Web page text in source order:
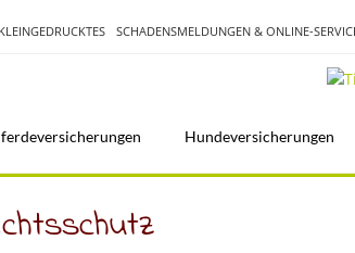
KLEINGEDRUCKTES SCHADENSMELDUNGEN & ONLINE-
Hundeversicherungen